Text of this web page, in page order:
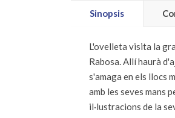
Sinopsis
L'ovelleta visita la
Rabosa. Allí haurà
s'amaga en els llocs
amb les seves mans
il·lustracions de la